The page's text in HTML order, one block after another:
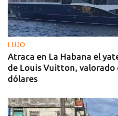
LUJO
Atraca en La Habana el
de Louis Vuitton, valorado
dólares